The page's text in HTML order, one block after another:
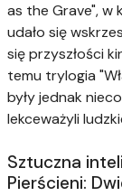
as the Grave", w
udało się
się przyszłości
temu trylogia
były jednak
lekceważyli
Sztuczna
Pierścieni: